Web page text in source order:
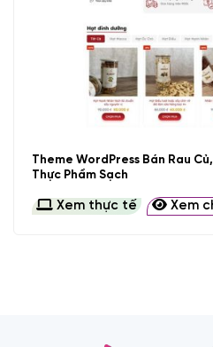
Theme WordPress Bán Rau
Thực Phẩm Sạch
Xem thực tế Xem